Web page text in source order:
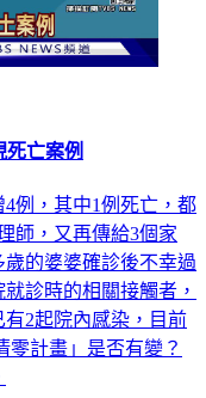
亡案例
例，其中1例死亡，都
師，又再傳給3個家
的婆婆確診後不幸過
診時的相關接觸者，
2起院內感染，目前
零計畫」是否有變？